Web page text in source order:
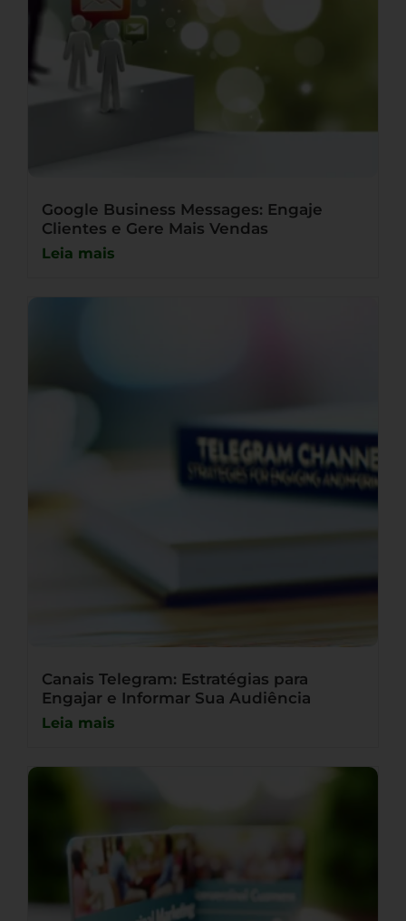
Google Business Messages: Engaje
Clientes e Gere Mais Vendas
Leia mais
Canais Telegram: Estratégias para
Engajar e Informar Sua Audiência
Leia mais